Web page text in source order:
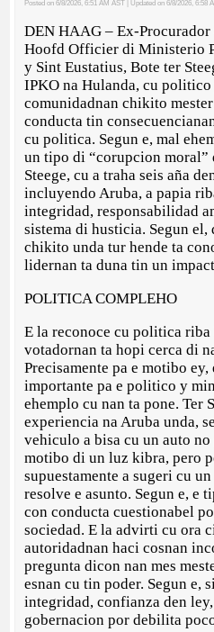
Posted on 6/8/2026, 6:51 AM AST | Updated on 6/8/2026, 6:58
DEN HAAG – Ex-
Hoofd Officier di Ministerio
y Sint Eustatius, Bote ter
IPKO na Hulanda, cu
comunidadnan chikito
conducta tin
cu politica. Segun e, mal
un tipo di “corupcion moral”
Steege, cu a traha seis aña
incluyendo Aruba, a papia
integridad, responsabilidad
sistema di husticia. Segun el,
chikito unda tur hende ta
lidernan ta duna tin un
POLITICA COMPLEHO
E la reconoce cu politica
votadornan ta hopi cerca di
Precisamente pa e motibo
importante pa e politico y
ehemplo cu nan ta pone. Ter
experiencia na Aruba unda,
vehiculo a bisa cu un auto
motibo di un luz kibra, pero
supuestamente a sugeri cu
resolve e asunto. Segun e, e
con conducta cuestionabel
sociedad. E la advirti cu ora
autoridadnan haci cosnan
pregunta dicon nan mes
esnan cu tin poder. Segun e,
integridad, confianza den
gobernacion por debilita